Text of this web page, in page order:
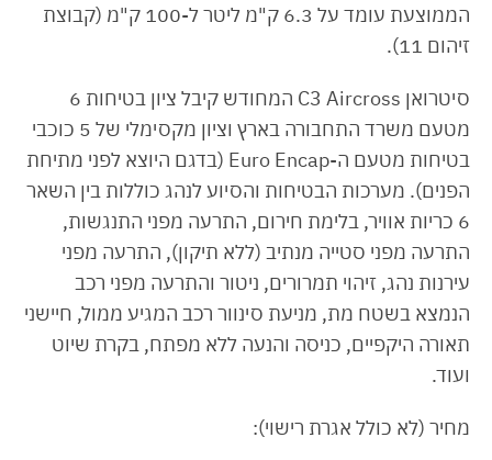
הממוצעת עומד על 6.3 ק"מ ליטר ל-100 ק"מ (קבוצת
זיהום 11).
סיטרואן C3 Aircross המחודש קיבל ציון בטיחות 6
מטעם משרד התחבורה בארץ וציון מקסימלי של 5 כוכבי
בטיחות מטעם ה-Euro Encap (בדגם היוצא לפני מתיחת
הפנים). מערכות הבטיחות והסיוע לנהג כוללות בין השאר
6 כריות אוויר, בלימת חירום, התרעה מפני התנגשות,
התרעה מפני סטייה מנתיב (ללא תיקון), התרעה מפני
עירנות נהג, זיהוי תמרורים, ניטור והתרעה מפני רכב
הנמצא בשטח מת, מניעת סינוור רכב המגיע ממול, חיישני
תאורה היקפיים, כניסה והנעה ללא מפתח, בקרת שיוט
ועוד.
מחיר (לא כולל אגרת רישוי):